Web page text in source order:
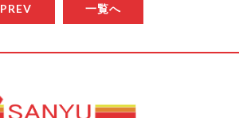
PREV 一覧へ